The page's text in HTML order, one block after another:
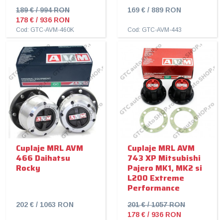
189 € / 994 RON
178 € / 936 RON
Cod: GTC-AVM-460K
169 € / 889 RON
Cod: GTC-AVM-443
Cuplaje MRL AVM
466 Daihatsu
Rocky
202 € / 1063 RON
Cuplaje MRL AVM
743 XP Mitsubishi
Pajero MK1, MK2 si
L200 Extreme
Performance
201 € / 1057 RON
178 € / 936 RON